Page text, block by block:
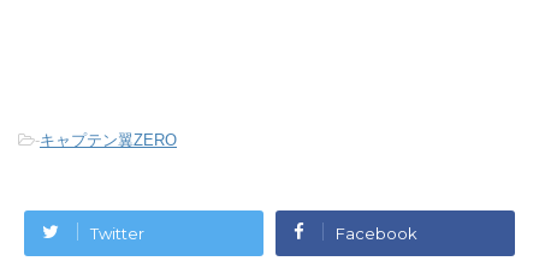
-キャプテン翼ZERO
Twitter Facebook